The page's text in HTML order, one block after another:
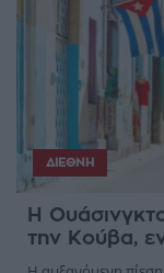
ΔΙΕΘΝΉ
Η
την Κούβα,